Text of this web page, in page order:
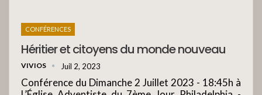
CONFÉRENCES
Héritier et citoyens du monde nouveau
VIVIOS Juil 2, 2023
Conférence du Dimanche 2 Juillet 2023 - 18:45h à